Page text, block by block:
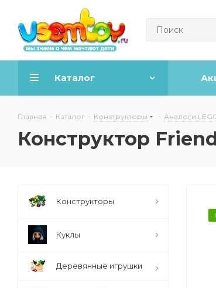
Каталог
Главная - Каталог - Конструкторы - Аналоги
Конструктор
Конструкторы
Куклы
Деревянные игрушки